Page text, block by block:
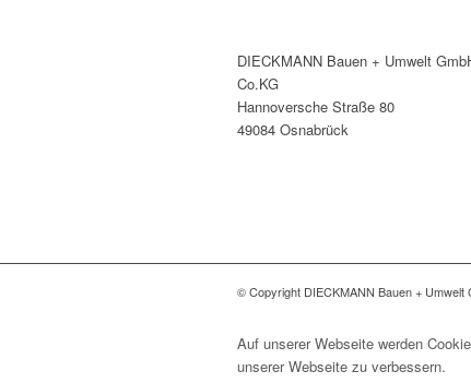
DIECKMANN Bauen + Umwelt
Co.KG
Hannoversche Straße 80
49084 Osnabrück
© Copyright DIECKMANN Bauen +
Auf unserer Webseite werden
unserer Webseite zu verbessern.